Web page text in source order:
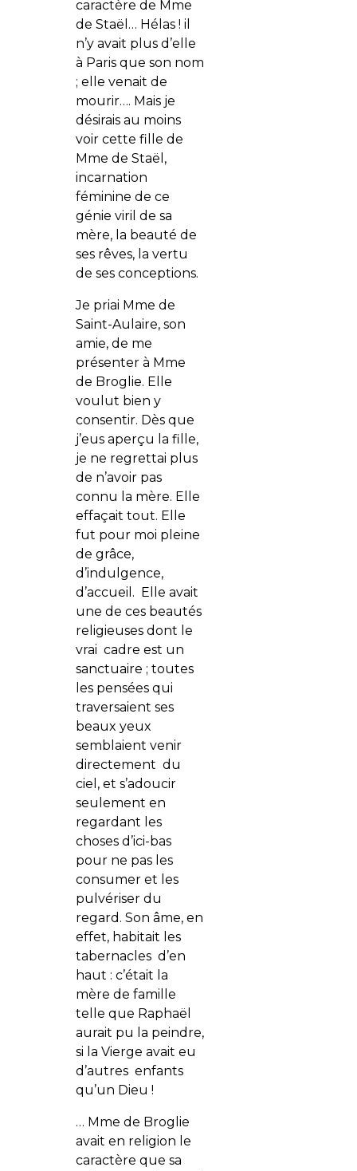
caractère de Mme
de Staël… Hélas ! il
n’y avait plus d’elle
à Paris que son nom
; elle venait de
mourir…. Mais je
désirais au moins
voir cette fille de
Mme de Staël,
incarnation
féminine de ce
génie viril de sa
mère, la beauté de
ses rêves, la vertu
de ses conceptions.
Je priai Mme de
Saint-Aulaire, son
amie, de me
présenter à Mme
de Broglie. Elle
voulut bien y
consentir. Dès que
j’eus aperçu la fille,
je ne regrettai plus
de n’avoir pas
connu la mère. Elle
effaçait tout. Elle
fut pour moi pleine
de grâce,
d’indulgence,
d’accueil. Elle avait
une de ces beautés
religieuses dont le
vrai cadre est un
sanctuaire ; toutes
les pensées qui
traversaient ses
beaux yeux
semblaient venir
directement du
ciel, et s’adoucir
seulement en
regardant les
choses d’ici-bas
pour ne pas les
consumer et les
pulvériser du
regard. Son âme, en
effet, habitait les
tabernacles d’en
haut : c’était la
mère de famille
telle que Raphaël
aurait pu la peindre,
si la Vierge avait eu
d’autres enfants
qu’un Dieu !
… Mme de Broglie
avait en religion le
caractère que sa